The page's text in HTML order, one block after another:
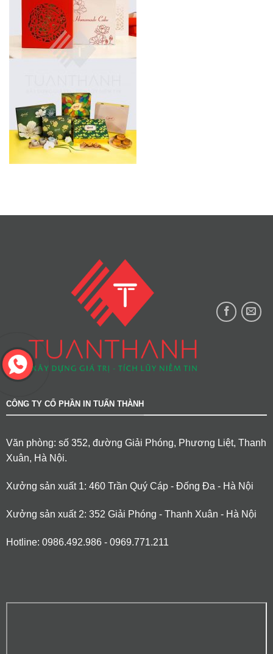
CÔNG TY CỔ PHẦN IN TUẤN THÀNH
Văn phòng: số 352, đường Giải Phóng, Phương Liệt, Thanh
Xuân, Hà Nội.
Xưởng sản xuất 1: 460 Trần Quý Cáp - Đống Đa - Hà Nội
Xưởng sản xuất 2: 352 Giải Phóng - Thanh Xuân - Hà Nội
Hotline: 0986.492.986 - 0969.771.211